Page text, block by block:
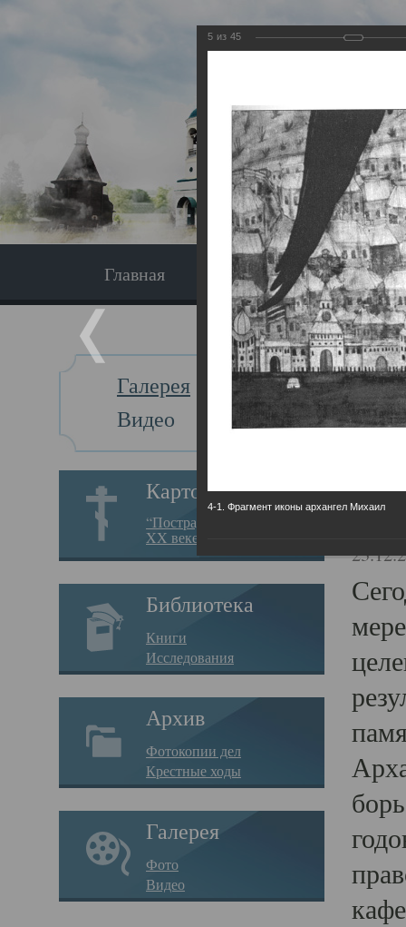
Главная Экскурсия
Галерея
Видео
Картотека
“Пострадавшие за веру в
XX веке на Севере”
Библиотека
Книги
Исследования
Архив
Фотокопии дел
Крестные ходы
Галерея
Фото
Видео
Главная
5 из 45
4-1. Фрагмент иконы архангел Михаил